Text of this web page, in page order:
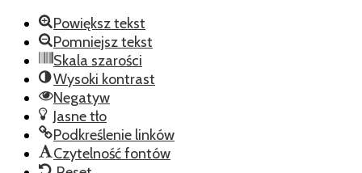
Powiększ tekst
Pomniejsz tekst
Skala szarości
Wysoki kontrast
Negatyw
Jasne tło
Podkreślenie linków
Czytelność fontów